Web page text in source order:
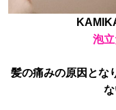
泡
髪の痛みの原因とな